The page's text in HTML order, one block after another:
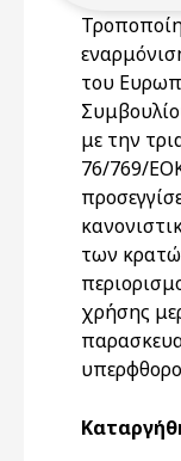
του
με την
76/769/
των
χρήσης